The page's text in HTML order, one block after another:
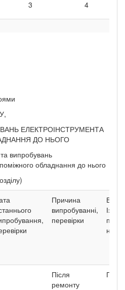
3 4
ЕЛЕКТРОІНСТРУМЕНТА
ДО НЬОГО
випробувань
обладнання до нього
Причина
випробуванні,
перевірки
Після
ремонту